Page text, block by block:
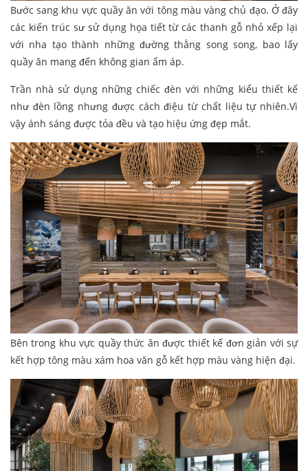
Bước sang khu vực quầy ăn với tông màu vàng chủ đạo. Ở đây
các kiến trúc sư sử dụng họa tiết từ các thanh gỗ nhỏ xếp lại
với nha tạo thành những đường thẳng song song, bao lấy
quầy ăn mang đến không gian ấm áp.
Trần nhà sử dụng những chiếc đèn với những kiểu thiết kế
như đèn lồng nhưng được cách điệu từ chất liệu tự nhiên.Vì
vậy ánh sáng được tỏa đều và tạo hiệu ứng đẹp mắt.
Bên trong khu vực quầy thức ăn được thiết kế đơn giản với sự
kết hợp tông màu xám hoa văn gỗ kết hợp màu vàng hiện đại.